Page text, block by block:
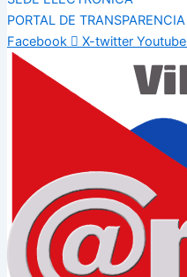
PORTAL DE TRANSPARENCIA
Facebook
X-twitter Youtube